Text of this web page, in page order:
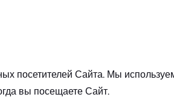
посетителей Сайта. Мы
вы посещаете Сайт.